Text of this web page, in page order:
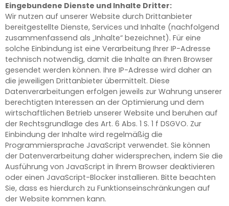
Eingebundene Dienste und Inhalte Dritter:
Wir nutzen auf unserer Website durch Drittanbieter
bereitgestellte Dienste, Services und Inhalte (nachfolgend
zusammenfassend als „Inhalte“ bezeichnet). Für eine
solche Einbindung ist eine Verarbeitung Ihrer IP-Adresse
technisch notwendig, damit die Inhalte an Ihren Browser
gesendet werden können. Ihre IP-Adresse wird daher an
die jeweiligen Drittanbieter übermittelt. Diese
Datenverarbeitungen erfolgen jeweils zur Wahrung unserer
berechtigten Interessen an der Optimierung und dem
wirtschaftlichen Betrieb unserer Website und beruhen auf
der Rechtsgrundlage des Art. 6 Abs. 1 S. 1 f DSGVO. Zur
Einbindung der Inhalte wird regelmäßig die
Programmiersprache JavaScript verwendet. Sie können
der Datenverarbeitung daher widersprechen, indem Sie die
Ausführung von JavaScript in Ihrem Browser deaktivieren
oder einen JavaScript-Blocker installieren. Bitte beachten
Sie, dass es hierdurch zu Funktionseinschränkungen auf
der Website kommen kann.